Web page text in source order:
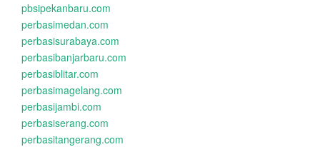
pbsipekanbaru.com
perbasimedan.com
perbasisurabaya.com
perbasibanjarbaru.com
perbasiblitar.com
perbasimagelang.com
perbasijambi.com
perbasiserang.com
perbasitangerang.com